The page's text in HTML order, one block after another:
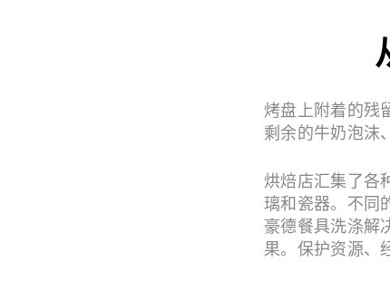
烤盘上附着的残
剩余的牛奶泡沫
烘焙店汇集了各
璃和瓷器。不同
豪德餐具洗涤解
果。保护资源、